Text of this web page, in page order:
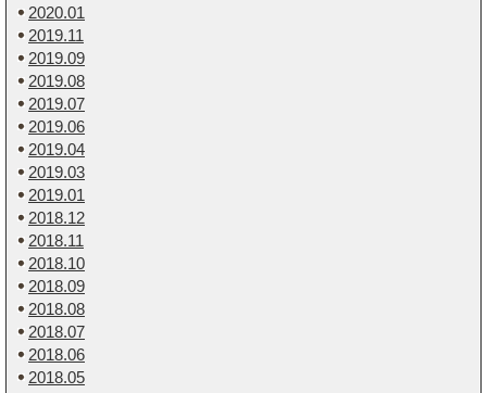
2020.01
2019.11
2019.09
2019.08
2019.07
2019.06
2019.04
2019.03
2019.01
2018.12
2018.11
2018.10
2018.09
2018.08
2018.07
2018.06
2018.05